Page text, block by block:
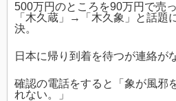
500万円のところを90万円で売
「木久蔵」→「木久象」と話題
決。
日本に帰り到着を待つが連絡が
確認の電話をすると「象が風邪
れない。」